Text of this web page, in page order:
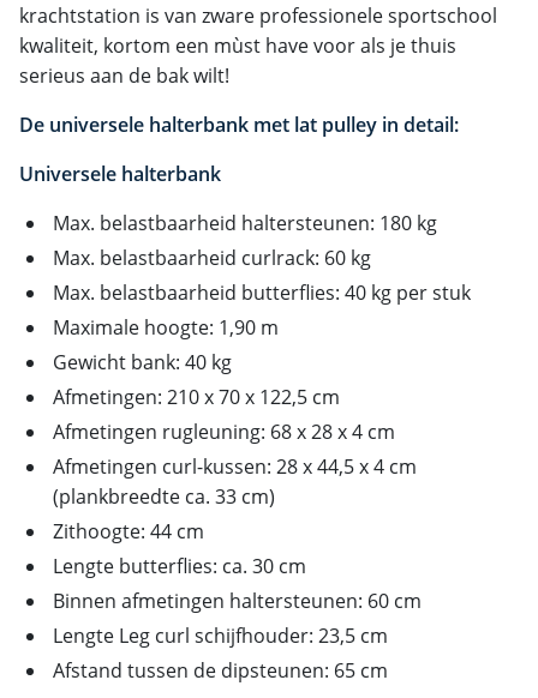
krachtstation is van zware professionele sportschool
kwaliteit, kortom een mùst have voor als je thuis
serieus aan de bak wilt!
De universele halterbank met lat pulley in detail:
Universele halterbank
Max. belastbaarheid haltersteunen: 180 kg
Max. belastbaarheid curlrack: 60 kg
Max. belastbaarheid butterflies: 40 kg per stuk
Maximale hoogte: 1,90 m
Gewicht bank: 40 kg
Afmetingen: 210 x 70 x 122,5 cm
Afmetingen rugleuning: 68 x 28 x 4 cm
Afmetingen curl-kussen: 28 x 44,5 x 4 cm
(plankbreedte ca. 33 cm)
Zithoogte: 44 cm
Lengte butterflies: ca. 30 cm
Binnen afmetingen haltersteunen: 60 cm
Lengte Leg curl schijfhouder: 23,5 cm
Afstand tussen de dipsteunen: 65 cm